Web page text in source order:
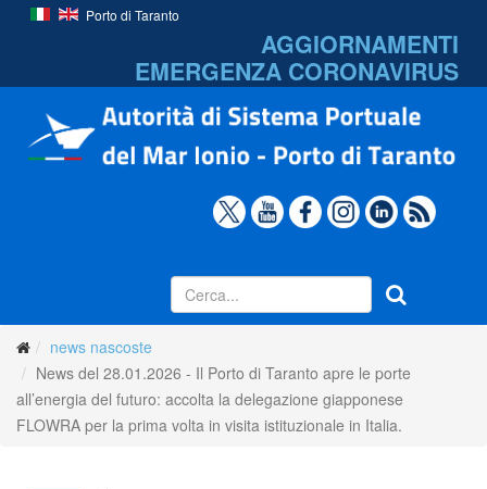
Porto di Taranto
AGGIORNAMENTI
EMERGENZA CORONAVIRUS
news nascoste
News del 28.01.2026 - Il Porto di Taranto apre le porte
all’energia del futuro: accolta la delegazione giapponese
FLOWRA per la prima volta in visita istituzionale in Italia.